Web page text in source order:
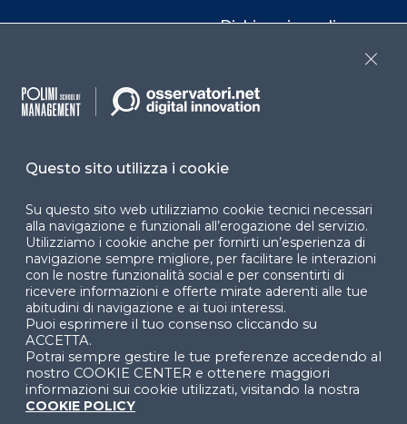
Dichiarazione di
Cookie Center
Facebook
YouTube X
© 2024 Copyright © Politecnico di Milano Dipartimento
di Ingegneria Gestionale
Questo sito utilizza i cookie
Su questo sito web utilizziamo cookie tecnici necessari
alla navigazione e funzionali all’erogazione del servizio.
Utilizziamo i cookie anche per fornirti un’esperienza di
navigazione sempre migliore, per facilitare le interazioni
con le nostre funzionalità social e per consentirti di
ricevere informazioni e offerte mirate aderenti alle tue
abitudini di navigazione e ai tuoi interessi.
Puoi esprimere il tuo consenso cliccando su
ACCETTA.
Potrai sempre gestire le tue preferenze accedendo al
nostro COOKIE CENTER e ottenere maggiori
informazioni sui cookie utilizzati, visitando la nostra
COOKIE POLICY